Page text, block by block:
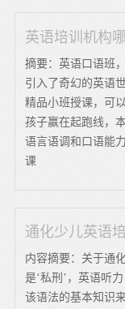
英语培训机构
摘要：英语口语班
引入了奇幻的英语
精品小班授课，可
孩子赢在起跑线，
语言语调和口语能
课
通化少儿英语
内容摘要：关于通
是‘私刑’，英语听
该语法的基本知识